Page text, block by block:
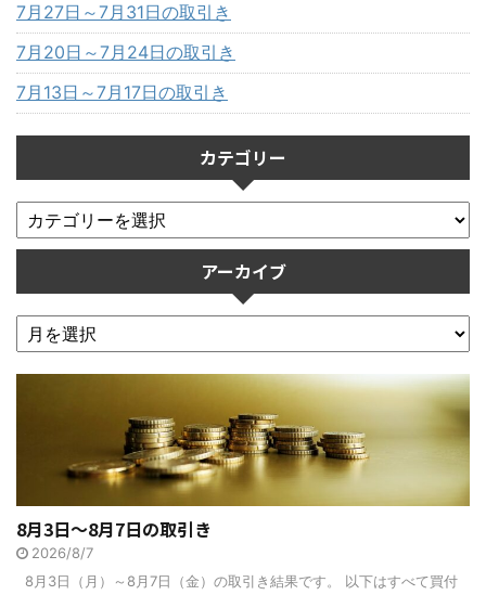
7月27日～7月31日の取引き
7月20日～7月24日の取引き
7月13日～7月17日の取引き
カテゴリー
アーカイブ
8月3日～8月7日の取引き
2026/8/7
8月3日（月）～8月7日（金）の取引き結果です。 以下はすべて買付